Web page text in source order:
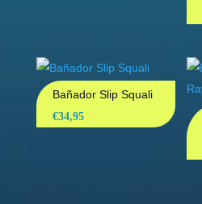
€0,00
hasta
Bañador Slip Squali
€34,95